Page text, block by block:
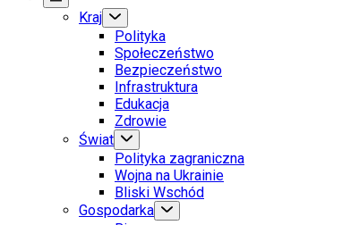
Kraj
Polityka
Społeczeństwo
Bezpieczeństwo
Infrastruktura
Edukacja
Zdrowie
Świat
Polityka zagraniczna
Wojna na Ukrainie
Bliski Wschód
Gospodarka